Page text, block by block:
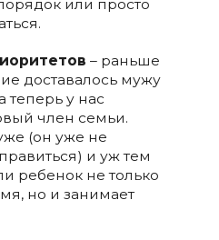
или просто
– раньше
доставалось мужу
теперь у нас
член семьи.
(он уже не
и уж тем
ребенок не только
но и занимает